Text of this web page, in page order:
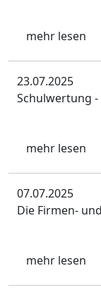
mehr lesen
23.07.2025
Schulwertung
mehr lesen
07.07.2025
Die Firmen-
mehr lesen